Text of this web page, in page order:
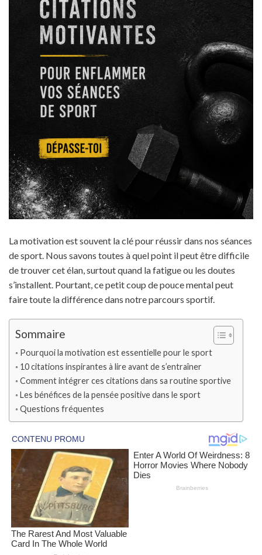
La motivation est souvent la clé pour réussir dans nos séances
de sport. Nous savons toutes à quel point il peut être difficile
de trouver cet élan, surtout quand la fatigue ou les doutes
s’installent. Pourtant, ce petit coup de pouce mental peut
faire toute la différence dans notre parcours sportif.
Sommaire
Pourquoi la motivation est essentielle pour le sport
10 citations inspirantes à lire avant de s’entraîner
Comment intégrer ces citations dans sa routine sportive
Les bénéfices de la pensée positive dans le sport
Questions fréquentes